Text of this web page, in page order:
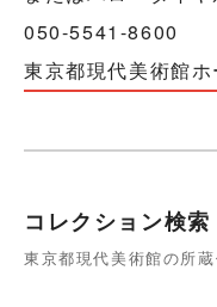
050-5541-8600
東京都現代美術館
コレクション検索
東京都現代美術館の所